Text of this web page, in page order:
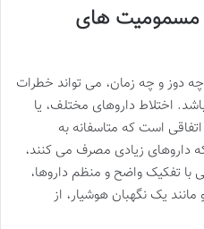
مسمومیت های
دوز و چه زمان، می تواند خطرات
اختلاط داروهای مختلف، یا
است که متاسفانه به
داروهای زیادی مصرف می کنند،
تفکیک واضح و منظم داروها،
یک نگهبان هوشیار، از